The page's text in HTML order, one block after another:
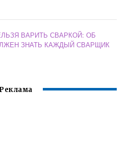
ВАРИТЬ СВАРКОЙ: ОБ
ЗНАТЬ КАЖДЫЙ СВАРЩИК
Реклама